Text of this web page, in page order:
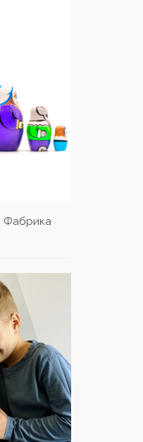
Фабрика